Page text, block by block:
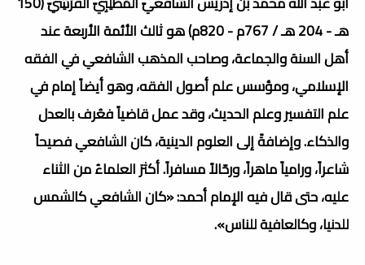
هـ - 204 هـ / 767م - 820م) هو ثالث الأئمة الأربعة عند
أهل السنة والجماعة، وصاحب المذهب الشافعي في الفقه
الإسلامي، ومؤسس علم أصول الفقه، وهو أيضاً إمام في
علم التفسير وعلم الحديث، وقد عمل قاضياً فعُرف بالعدل
والذكاء. وإضافةً إلى العلوم الدينية، كان الشافعي فصيحاً
شاعراً، ورامياً ماهراً، ورحّالاً مسافراً. أكثرَ العلماءُ من الثناء
عليه، حتى قال فيه الإمام أحمد: «كان الشافعي كالشمس
للدنيا، وكالعافية للناس».